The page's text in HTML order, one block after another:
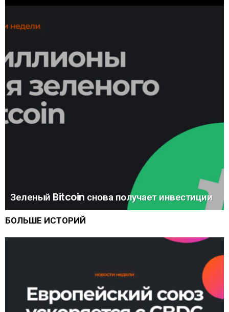
Зеленый Bitcoin снова получает инвестиции
БОЛЬШЕ ИСТОРИЙ